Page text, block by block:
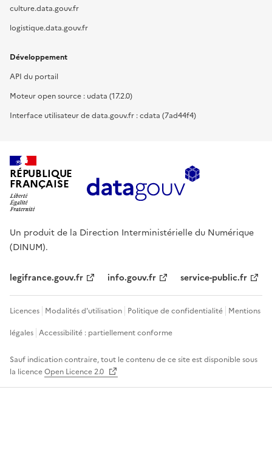
culture.data.gouv.fr
logistique.data.gouv.fr
Développement
API du portail
Moteur open source : udata (17.2.0)
Interface utilisateur de data.gouv.fr : cdata (7ad44f4)
RÉPUBLIQUE
FRANÇAISE
Un produit de la Direction Interministérielle du Numérique
(DINUM).
legifrance.gouv.fr info.gouv.fr service-public.fr
Licences Modalités d'utilisation Politique de confidentialité Mentions
légales Accessibilité : partiellement conforme
Sauf indication contraire, tout le contenu de ce site est disponible sous
la licenceOpen Licence 2.0